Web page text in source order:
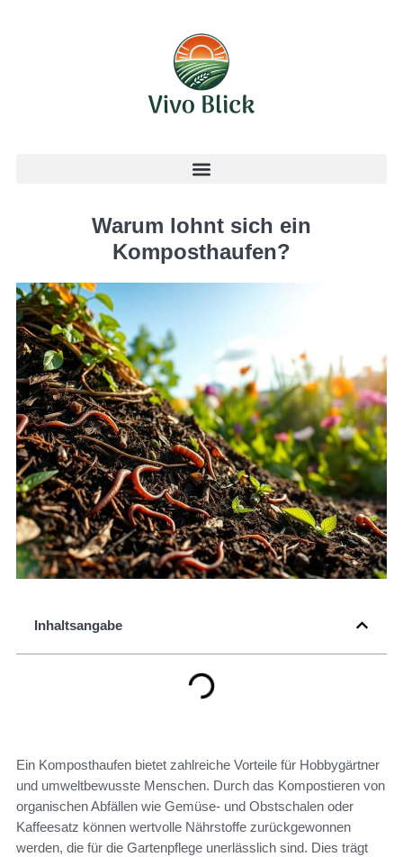
Warum lohnt sich ein
Komposthaufen?
Inhaltsangabe
Ein Komposthaufen bietet zahlreiche Vorteile für Hobbygärtner
und umweltbewusste Menschen. Durch das Kompostieren von
organischen Abfällen wie Gemüse- und Obstschalen oder
Kaffeesatz können wertvolle Nährstoffe zurückgewonnen
werden, die für die Gartenpflege unerlässlich sind. Dies trägt